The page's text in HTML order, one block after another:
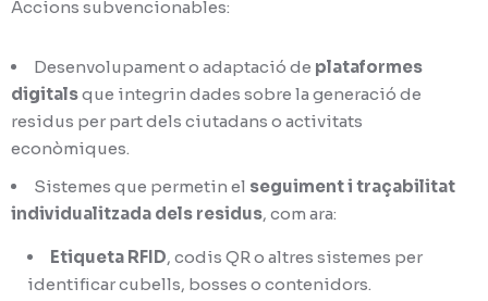
Accions subvencionables:
Desenvolupament o adaptació de plataformes
digitalsque integrin dades sobre la generació de
residus per part dels ciutadans o activitats
econòmiques.
Sistemes que permetin el seguiment i traçabilitat
individualitzada dels residus, com ara:
Etiqueta RFID, codis QR o altres sistemes per
identificar cubells, bosses o contenidors.